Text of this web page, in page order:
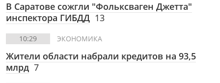
В Саратове сожгли "Фольксваген Джетта"
инспектора ГИБДД 13
10:29 ЭКОНОМИКА
Жители области набрали кредитов на 93,5
млрд 7